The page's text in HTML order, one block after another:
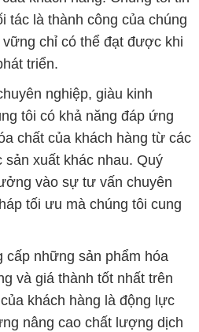
tôi có khả năng đáp ứng
chất của khách hàng từ các
xuất khác nhau. Quý
vào sự tư vấn chuyên
tối ưu mà chúng tôi cung
những sản phẩm hóa
và giá thành tốt nhất trên
khách hàng là động lực
nâng cao chất lượng dịch
sản phẩm để đáp ứng mọi
tiết và được tư vấn, quý
vào trang web của chúng